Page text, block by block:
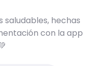
saludables, hechas
con la app